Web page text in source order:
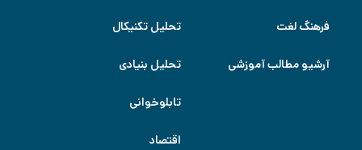
فرهنگ لغت
آرشیو مطالب آموزشی
تحلیل تکنیکال
تحلیل بنیادی
تابلوخوانی
اقتصاد